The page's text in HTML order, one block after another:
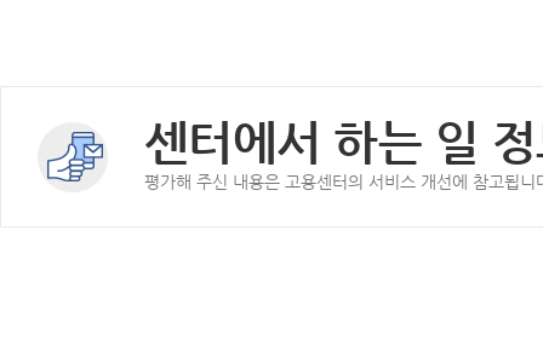
센터에서 하는 일
평가해 주신 내용은 고용센터의 서비스 개선에 참고됩니